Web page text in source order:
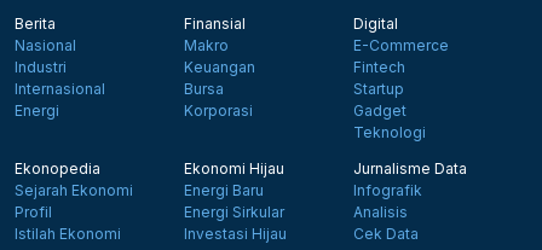
Berita
Nasional
Industri
Internasional
Energi
Finansial
Makro
Keuangan
Bursa
Korporasi
Digital
E-Commerce
Fintech
Startup
Gadget
Teknologi
Ekonopedia
Sejarah Ekonomi
Profil
Istilah Ekonomi
Ekonomi Hijau
Energi Baru
Energi Sirkular
Investasi Hijau
Jurnalisme Data
Infografik
Analisis
Cek Data